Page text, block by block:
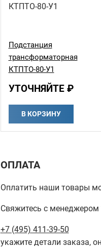
Подстанция
трансформаторная
КТПТО-80-У1
УТОЧНЯЙТЕ ₽
В КОРЗИНУ
ОПЛАТА
Оплатить наши товары
Свяжитесь с
+7 (495) 411-39-50
укажите детали заказа,